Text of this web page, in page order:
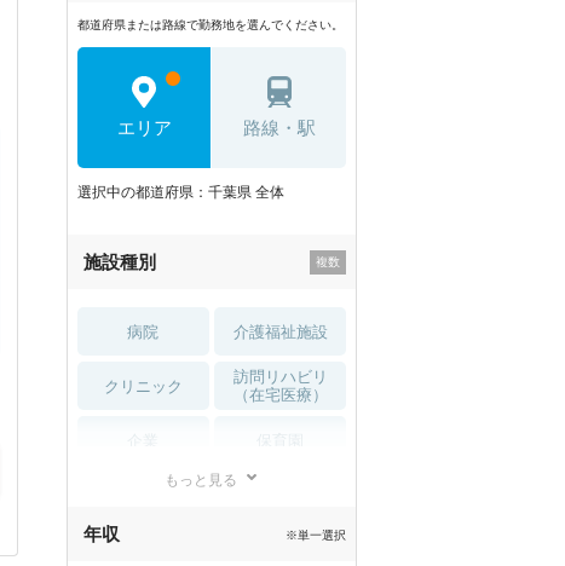
都道府県または路線で勤務地を選んでください。
エリア 路線・駅
選択中の都道府県：千葉県 全体
施設種別
病院 介護福祉施設
クリニック
訪問リハビリ
（在宅医療）
もっと見る
年収 ※単一選択